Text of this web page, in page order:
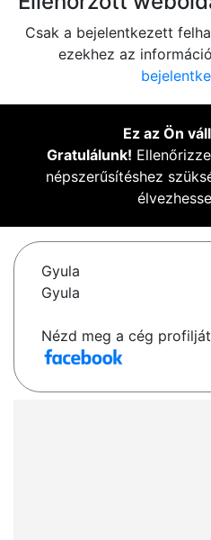
Csak a bejelentkezett
ezekhez az
Ez az Ön
Gratulálunk!
népszerűsítéshez
Gyula
Gyula
Nézd meg a cég